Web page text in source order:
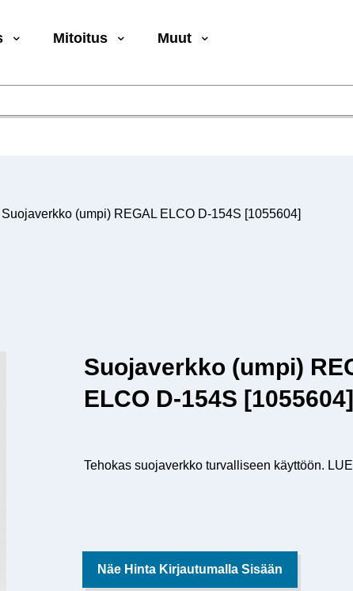
Mitoitus Muut
Suojaverkko (umpi) REGAL ELCO D-154S [1055604]
Suojaverkko (umpi)
ELCO D-154S [1055604]
Tehokas suojaverkko turvalliseen käyttöön.
Näe Hinta Kirjautumalla Sisään